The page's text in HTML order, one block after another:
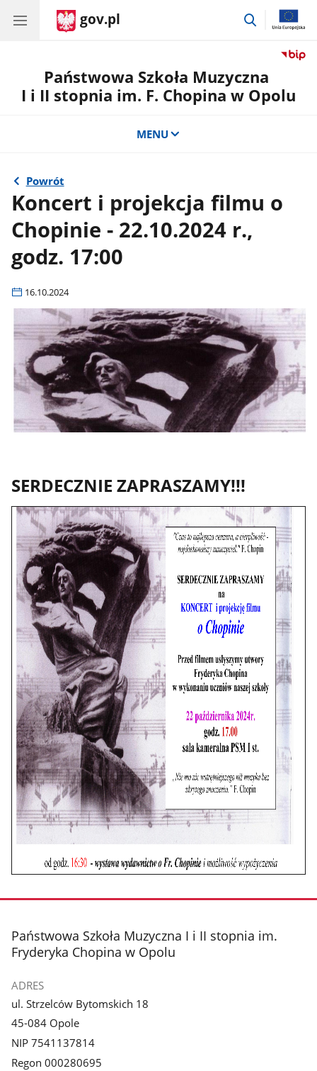
gov.pl
przejdź
Państwowa Szkoła Muzyczna
I i II stopnia im. F. Chopina w Opolu
MENU
Powrót
Koncert i projekcja filmu o
Chopinie - 22.10.2024 r.,
godz. 17:00
16.10.2024
SERDECZNIE ZAPRASZAMY!!!
stopka
Państwowa Szkoła Muzyczna I i II stopnia im.
Fryderyka Chopina w Opolu
ADRES
ul. Strzelców Bytomskich 18
45-084 Opole
NIP 7541137814
Regon 000280695